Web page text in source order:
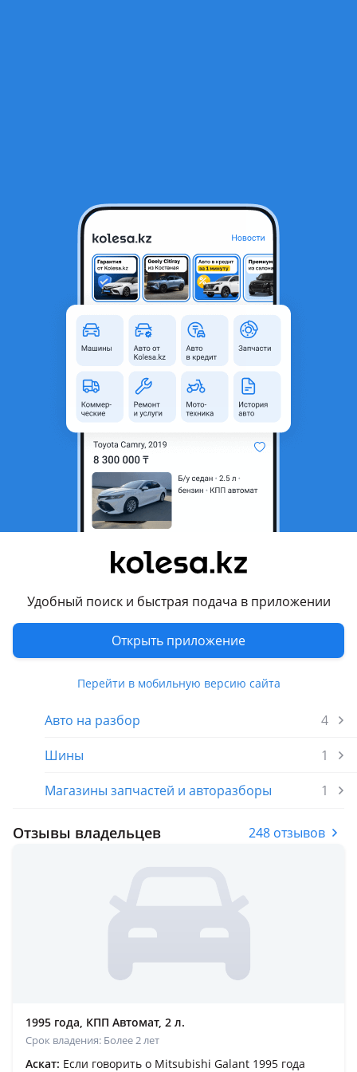
Удобный поиск и быстрая подача в приложении
Открыть приложение
Перейти в мобильную версию сайта
Mitsubishi Galant 1997 года
Алматы, Алматинская
область
Mitsubishi
Galant
Комментарий продавца
На запчасти 1.8 и 2.5
Перевести
aibek
Автозапчасти
Авто на разбор
4
Шины
1
Магазины запчастей и авторазборы
1
Отзывы владельцев 248 отзывов
1995 года, КПП Автомат, 2 л.
Срок владения: Более 2 лет
Аскат: Если говорить о Mitsubishi Galant 1995 года